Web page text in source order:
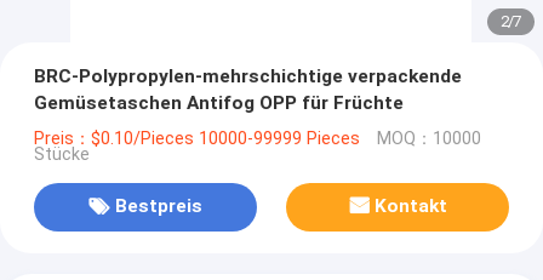
2/7
BRC-Polypropylen-mehrschichtige verpackende
Gemüsetaschen Antifog OPP für Früchte
Preis：$0.10/Pieces 10000-99999 Pieces MOQ：10000
Stücke
Bestpreis Kontakt